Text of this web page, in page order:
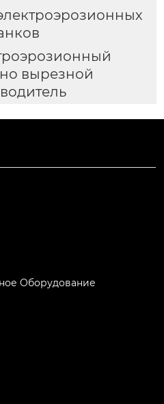
вырезной
Оборудование